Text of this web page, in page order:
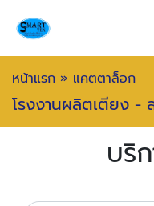
หน้าแรก » แคตตาล็อก
โรงงานผลิตเตียง -
บริ